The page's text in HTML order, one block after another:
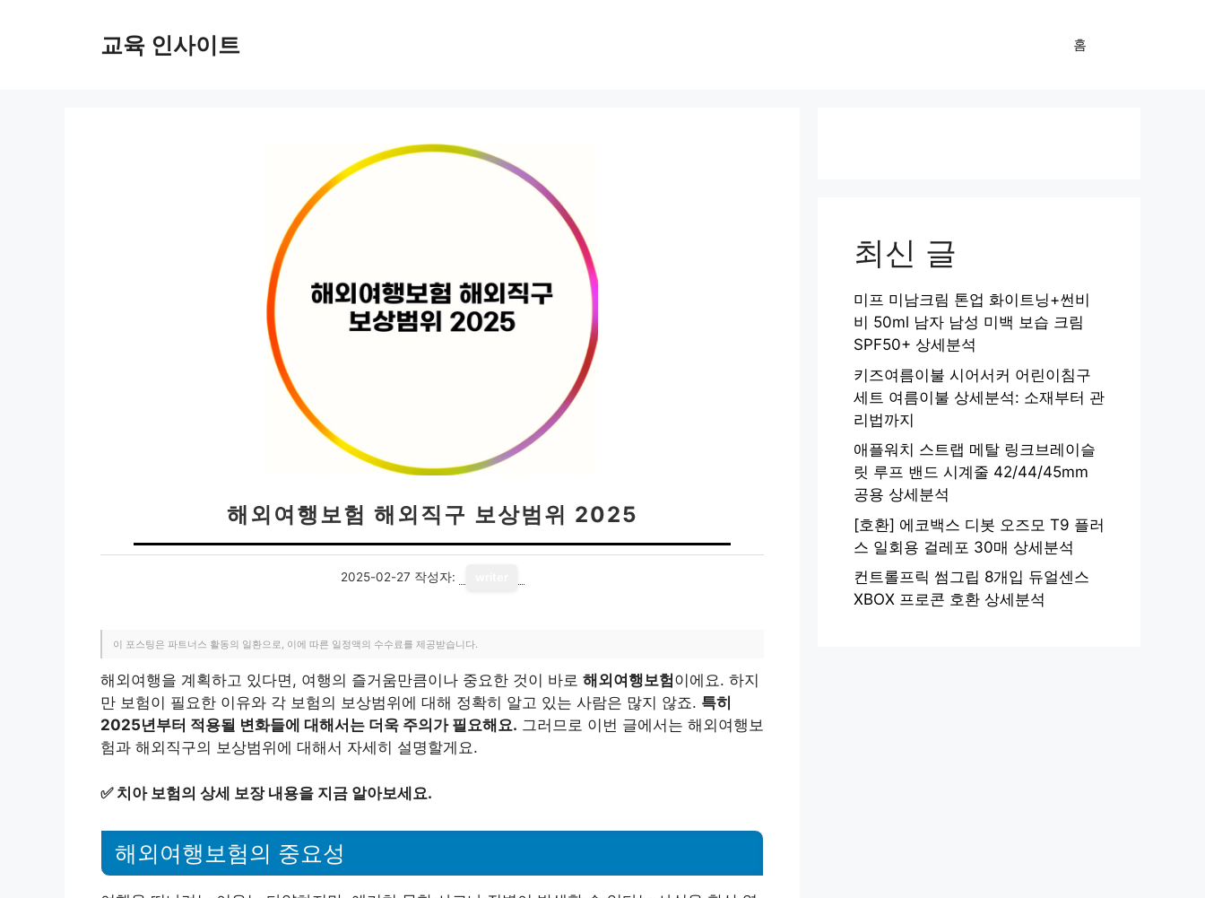
교육 인사이트 홈
해외여행보험 해외직구 보상범위 2025
2025-02-27 작성자:
이 포스팅은 파트너스 활동의 일환으로, 이에 따른 일정액의 수수료를 제공받습니다.
해외여행을 계획하고 있다면, 여행의 즐거움만큼이나 중요한 것이 바로 해외여행보험이에요. 하지
만 보험이 필요한 이유와 각 보험의 보상범위에 대해 정확히 알고 있는 사람은 많지 않죠. 특히
2025년부터 적용될 변화들에 대해서는 더욱 주의가 필요해요. 그러므로 이번 글에서는 해외여행보
험과 해외직구의 보상범위에 대해서 자세히 설명할게요.
✅ 치아 보험의 상세 보장 내용을 지금 알아보세요.
해외여행보험의 중요성
최신 글
미프 미남크림 톤업 화이트닝+썬비
비 50ml 남자 남성 미백 보습 크림
SPF50+ 상세분석
키즈여름이불 시어서커 어린이침구
세트 여름이불 상세분석: 소재부터 관
리법까지
애플워치 스트랩 메탈 링크브레이슬
릿 루프 밴드 시계줄 42/44/45mm
공용 상세분석
[호환] 에코백스 디봇 오즈모 T9 플러
스 일회용 걸레포 30매 상세분석
컨트롤프릭 썸그립 8개입 듀얼센스
XBOX 프로콘 호환 상세분석